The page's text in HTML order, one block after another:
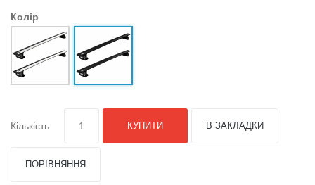
Колір
Кількість КУПИТИ В ЗАКЛАДКИ
ПОРІВНЯННЯ